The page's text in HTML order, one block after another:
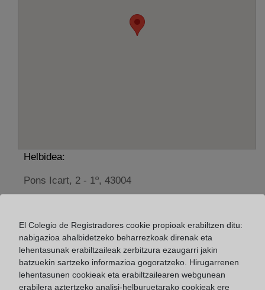
Helbidea:
Pons Icart, 2 - 1º, 43004
De lunes a viernes de 09:00 a 17:00 horas
Agosto: De lunes a viernes de 09:00 a 14:00 horas
Los días 24 y 31 de diciembre de 09:00 a 14:00
horas
El Colegio de Registradores cookie propioak erabiltzen ditu:
nabigazioa ahalbidetzeko beharrezkoak direnak eta
lehentasunak erabiltzaileak zerbitzura ezaugarri jakin
batzuekin sartzeko informazioa gogoratzeko. Hirugarrenen
lehentasunen cookieak eta erabiltzailearen webgunean
erabilera aztertzeko analisi-helburuetarako cookieak ere